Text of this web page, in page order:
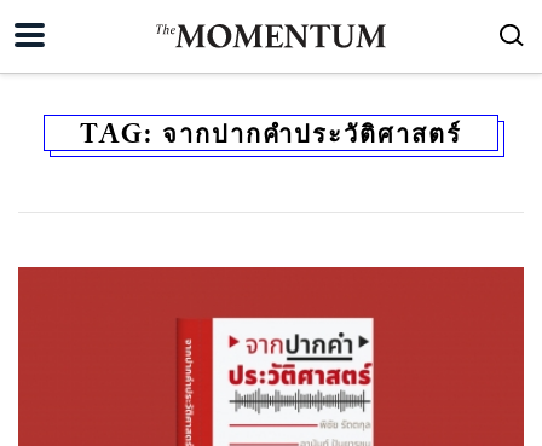
TAG: จากปากคำประวัติศาสตร์